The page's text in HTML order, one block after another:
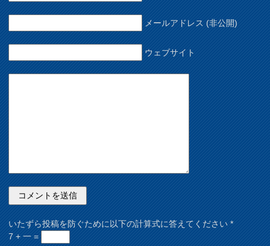
メールアドレス (非公開)
ウェブサイト
いたずら投稿を防ぐために以下の計算式に答えてください*
7 + 一 =